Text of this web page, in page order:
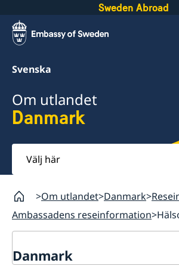
Sweden Abroad
Svenska
Om utlandet
Danmark
Välj
här
Om utlandet Danmark
Ambassadens reseinformation
Danmark